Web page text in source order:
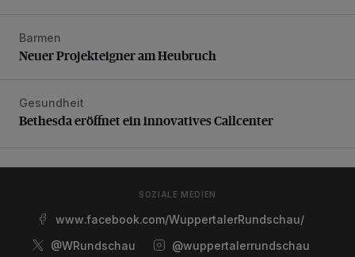
Neuer Projekteigner am Heubruch
Barmen
Neuer Projekteigner am Heubruch
Bethesda eröffnet ein innovatives Callcenter
Gesundheit
Bethesda eröffnet ein innovatives Callcenter
SOZIALE MEDIEN
www.facebook.com/WuppertalerRundschau/
@WRundschau
@wuppertalerrundschau